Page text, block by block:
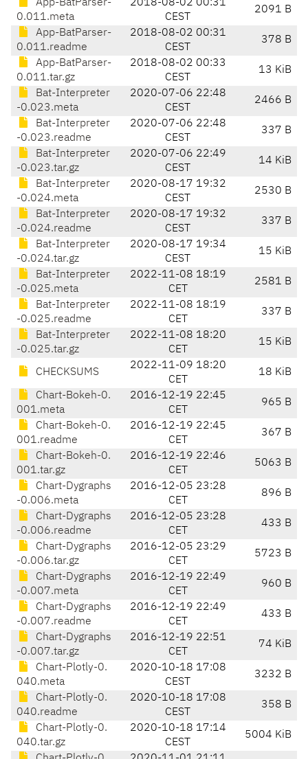
App-BatParser-
0.011.meta
2018-08-02 00:31
CEST
2091 B
App-BatParser-
0.011.readme
2018-08-02 00:31
CEST
378 B
App-BatParser-
0.011.tar.gz
2018-08-02 00:33
CEST
13 KiB
Bat-Interpreter
-0.023.meta
2020-07-06 22:48
CEST
2466 B
Bat-Interpreter
-0.023.readme
2020-07-06 22:48
CEST
337 B
Bat-Interpreter
-0.023.tar.gz
2020-07-06 22:49
CEST
14 KiB
Bat-Interpreter
-0.024.meta
2020-08-17 19:32
CEST
2530 B
Bat-Interpreter
-0.024.readme
2020-08-17 19:32
CEST
337 B
Bat-Interpreter
-0.024.tar.gz
2020-08-17 19:34
CEST
15 KiB
Bat-Interpreter
-0.025.meta
2022-11-08 18:19
CET
2581 B
Bat-Interpreter
-0.025.readme
2022-11-08 18:19
CET
337 B
Bat-Interpreter
-0.025.tar.gz
2022-11-08 18:20
CET
15 KiB
CHECKSUMS
2022-11-09 18:20
CET
18 KiB
Chart-Bokeh-0.
001.meta
2016-12-19 22:45
CET
965 B
Chart-Bokeh-0.
001.readme
2016-12-19 22:45
CET
367 B
Chart-Bokeh-0.
001.tar.gz
2016-12-19 22:46
CET
5063 B
Chart-Dygraphs
-0.006.meta
2016-12-05 23:28
CET
896 B
Chart-Dygraphs
-0.006.readme
2016-12-05 23:28
CET
433 B
Chart-Dygraphs
-0.006.tar.gz
2016-12-05 23:29
CET
5723 B
Chart-Dygraphs
-0.007.meta
2016-12-19 22:49
CET
960 B
Chart-Dygraphs
-0.007.readme
2016-12-19 22:49
CET
433 B
Chart-Dygraphs
-0.007.tar.gz
2016-12-19 22:51
CET
74 KiB
Chart-Plotly-0.
040.meta
2020-10-18 17:08
CEST
3232 B
Chart-Plotly-0.
040.readme
2020-10-18 17:08
CEST
358 B
Chart-Plotly-0.
040.tar.gz
2020-10-18 17:14
CEST
5004 KiB